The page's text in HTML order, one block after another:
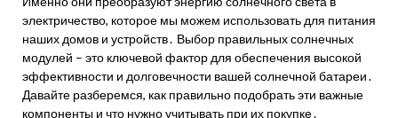
электричество, которое мы можем использовать для питания
наших домов и устройств․ Выбор правильных солнечных
модулей – это ключевой фактор для обеспечения высокой
эффективности и долговечности вашей солнечной батареи․
Давайте разберемся, как правильно подобрать эти важные
компоненты и что нужно учитывать при их покупке․